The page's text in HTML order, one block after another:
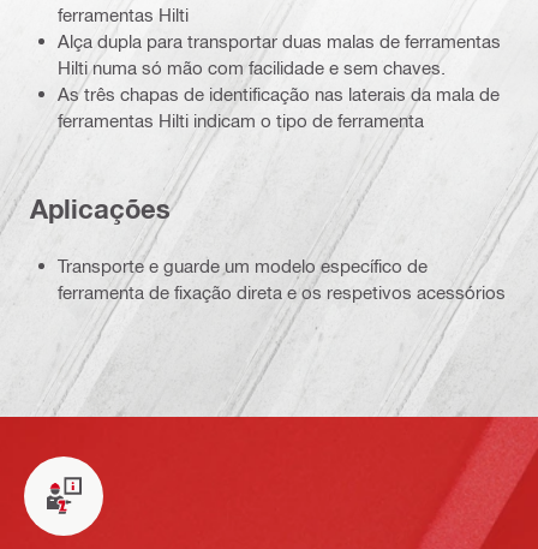
ferramentas Hilti
Alça dupla para transportar duas malas de ferramentas
Hilti numa só mão com facilidade e sem chaves.
As três chapas de identificação nas laterais da mala de
ferramentas Hilti indicam o tipo de ferramenta
Aplicações
Transporte e guarde um modelo específico de
ferramenta de fixação direta e os respetivos acessórios